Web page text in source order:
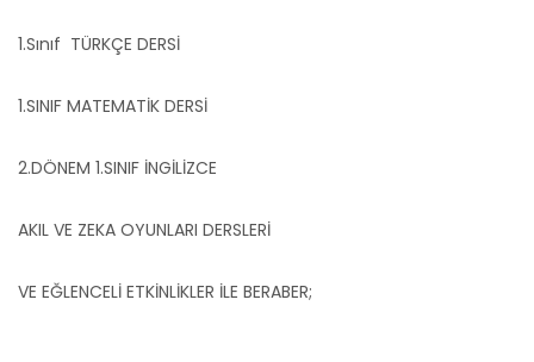
1.Sınıf TÜRKÇE DERSİ
1.SINIF MATEMATİK DERSİ
2.DÖNEM 1.SINIF İNGİLİZCE
AKIL VE ZEKA OYUNLARI DERSLERİ
VE EĞLENCELİ ETKİNLİKLER İLE BERABER;